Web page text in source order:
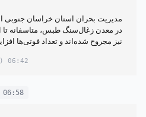
مدیریت بحران استان خراسان جنوبی
نیز مجروح شده‌اند و تعداد فوتی‌ها
06:42
(03:12 in your timezone)
06:58